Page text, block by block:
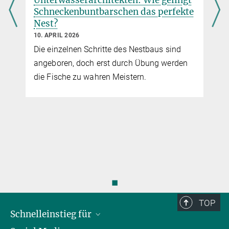
Schneckenbuntbarschen das perfekte
Nest?
10. APRIL 2026
Die einzelnen Schritte des Nestbaus sind
angeboren, doch erst durch Übung werden
die Fische zu wahren Meistern.
◼
TOP
Schnelleinstieg für